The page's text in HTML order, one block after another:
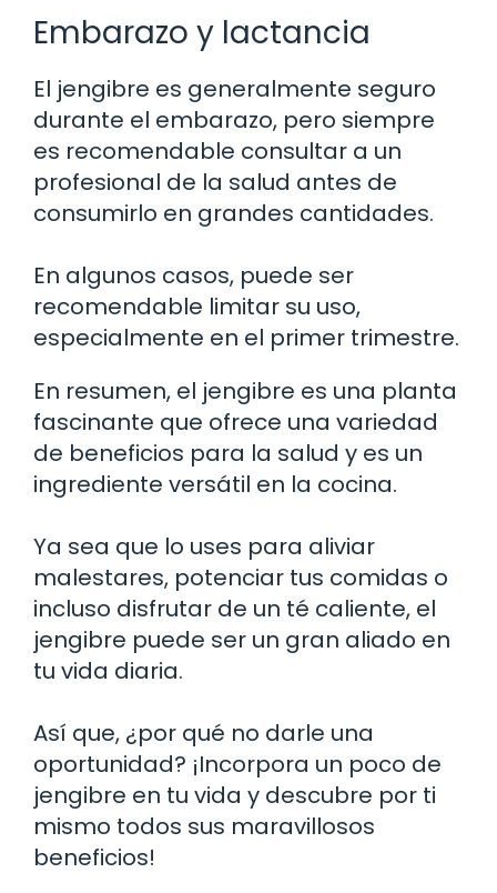
Embarazo y lactancia
El jengibre es generalmente seguro
durante el embarazo, pero siempre
es recomendable consultar a un
profesional de la salud antes de
consumirlo en grandes cantidades.
En algunos casos, puede ser
recomendable limitar su uso,
especialmente en el primer trimestre.
En resumen, el jengibre es una planta
fascinante que ofrece una variedad
de beneficios para la salud y es un
ingrediente versátil en la cocina.
Ya sea que lo uses para aliviar
malestares, potenciar tus comidas o
incluso disfrutar de un té caliente, el
jengibre puede ser un gran aliado en
tu vida diaria.
Así que, ¿por qué no darle una
oportunidad? ¡Incorpora un poco de
jengibre en tu vida y descubre por ti
mismo todos sus maravillosos
beneficios!